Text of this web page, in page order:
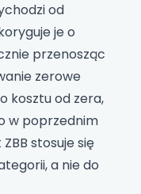
od
je o
przenosząc
zerowe
kosztu od zera,
w poprzednim
stosuje się
a nie do